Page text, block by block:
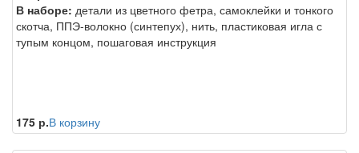
В наборе: детали из цветного фетра, самоклейки и тонкого
скотча, ППЭ-волокно (синтепух), нить, пластиковая игла с
тупым концом, пошаговая инструкция
175 р.В корзину